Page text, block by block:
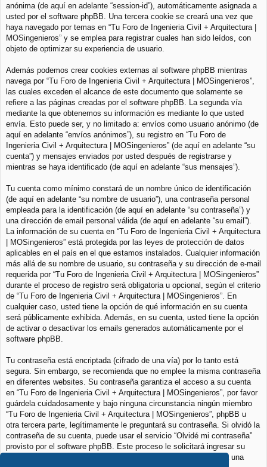
anónima (de aquí en adelante “session-id”), automáticamente asignada a
usted por el software phpBB. Una tercera cookie se creará una vez que
haya navegado por temas en “Tu Foro de Ingenieria Civil + Arquitectura |
MOSingenieros” y se emplea para registrar cuales han sido leídos, con
objeto de optimizar su experiencia de usuario.
Además podemos crear cookies externas al software phpBB mientras
navega por “Tu Foro de Ingenieria Civil + Arquitectura | MOSingenieros”,
las cuales exceden el alcance de este documento que solamente se
refiere a las páginas creadas por el software phpBB. La segunda vía
mediante la que obtenemos su información es mediante lo que usted
envía. Esto puede ser, y no limitado a: envíos como usuario anónimo (de
aquí en adelante “envíos anónimos”), su registro en “Tu Foro de
Ingenieria Civil + Arquitectura | MOSingenieros” (de aquí en adelante “su
cuenta”) y mensajes enviados por usted después de registrarse y
mientras se haya identificado (de aquí en adelante “sus mensajes”).
Tu cuenta como mínimo constará de un nombre único de identificación
(de aquí en adelante “su nombre de usuario”), una contraseña personal
empleada para la identificación (de aquí en adelante “su contraseña”) y
una dirección de email personal válida (de aquí en adelante “su email”).
La información de su cuenta en “Tu Foro de Ingenieria Civil + Arquitectura
| MOSingenieros” está protegida por las leyes de protección de datos
aplicables en el país en el que estamos instalados. Cualquier información
más allá de su nombre de usuario, su contraseña y su dirección de e-mail
requerida por “Tu Foro de Ingenieria Civil + Arquitectura | MOSingenieros”
durante el proceso de registro será obligatoria u opcional, según el criterio
de “Tu Foro de Ingenieria Civil + Arquitectura | MOSingenieros”. En
cualquier caso, usted tiene la opción de qué información en su cuenta
será públicamente exhibida. Además, en su cuenta, usted tiene la opción
de activar o desactivar los emails generados automáticamente por el
software phpBB.
Tu contraseña está encriptada (cifrado de una vía) por lo tanto está
segura. Sin embargo, se recomienda que no emplee la misma contraseña
en diferentes websites. Su contraseña garantiza el acceso a su cuenta
en “Tu Foro de Ingenieria Civil + Arquitectura | MOSingenieros”, por favor
guárdela cuidadosamente y bajo ninguna circunstancia ningún miembro
“Tu Foro de Ingenieria Civil + Arquitectura | MOSingenieros”, phpBB u
otra tercera parte, legítimamente le preguntará su contraseña. Si olvidó la
contraseña de su cuenta, puede usar el servicio “Olvidé mi contraseña”
provisto por el software phpBB. Este proceso le solicitará ingresar su
nombre de usuario y su email, luego el software phpBB generará una